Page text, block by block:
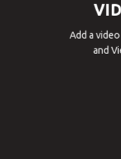
Add a
and